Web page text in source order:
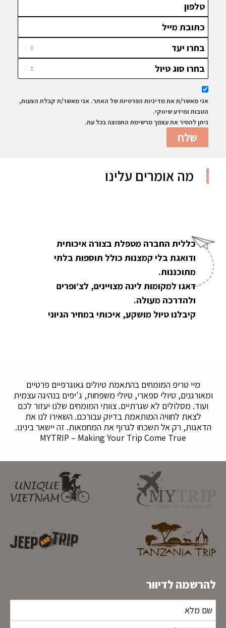
אני מאשר/ת את מדיניות הפרטיות של האתר. אני מאשר/ת קבלת הצעות,
הטבות ומידע שיווקי.
ניתן להסיר את עצמך מרשימת התפוצה בכל עת.
מה אומרים עלינו
כללית החברה מטפלת בצורה איכותית
ודואגת בלי קמצנות כולל תוספות בלתי
מתוכננות.
דאגו למקומות לינה מצויינים, לצ’ופרים
ולהדרכה מעולה.
קיבלנו טיול מושקע, איכותי במחיר הגיוני
מיי טריפ המומחים בהתאמת טיולים גאוגרפיים פרטיים
ומאורגנים, טיולי ספארי, טיולי משפחות, ג'יפים בנהיגה עצמית
ועוד. מסלולים לא שגרתיים. צוותי המומחים שלנו יעזור לכם
לצאת לחוויה המותאמת בדיוק עבורכם. השאירו לנו את
הדאגות, רק אל תשכחו לגרוף את המחמאות. זה יישאר בינינו.
MYTRIP – Making Your Trip Come True
להרשמה לדיוור